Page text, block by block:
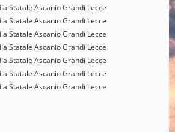
Statale Ascanio Grandi Lecce
Statale Ascanio Grandi Lecce
Statale Ascanio Grandi Lecce
Statale Ascanio Grandi Lecce
Statale Ascanio Grandi Lecce
Statale Ascanio Grandi Lecce
Statale Ascanio Grandi Lecce